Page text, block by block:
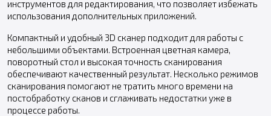
инструментов для редактирования, что позволяет избежать
использования дополнительных приложений.
Компактный и удобный 3D сканер подходит для работы с
небольшими объектами. Встроенная цветная камера,
поворотный стол и высокая точность сканирования
обеспечивают качественный результат. Несколько режимов
сканирования помогают не тратить много времени на
постобработку сканов и сглаживать недостатки уже в
процессе работы.